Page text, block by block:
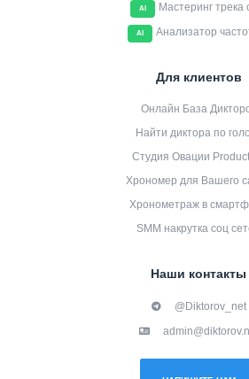
AI Мастеринг трека
AI Анализатор
Для клиентов
Онлайн База
Найти диктора по
Студия Овации
Хрономер для Вашего
Хронометраж в
SMM накрутка соц
Наши контакты
@Diktorov_net